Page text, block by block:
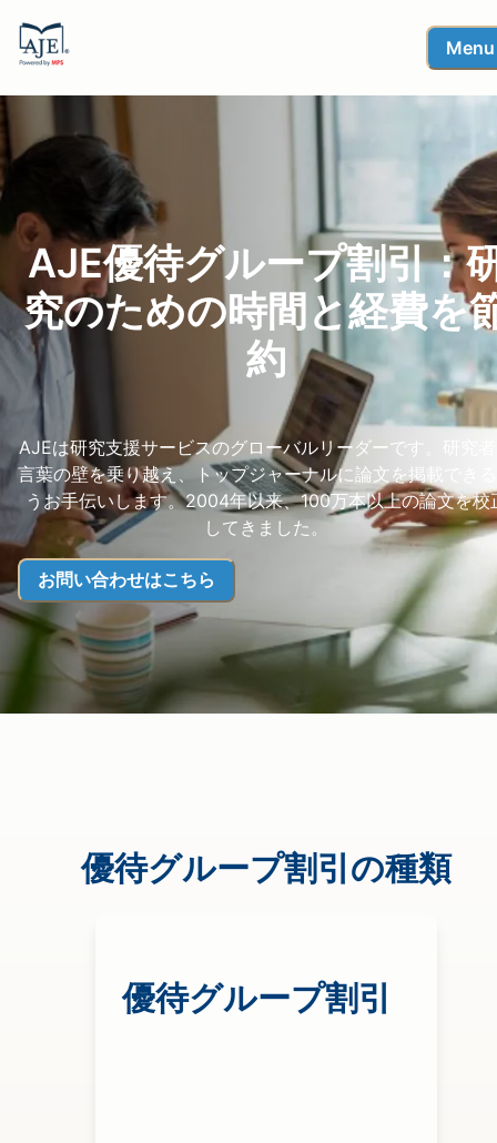
Menu
AJE優待グループ割引：
究のための時間と経費を
約
AJEは研究支援サービスのグローバルリーダーです。研究
言葉の壁を乗り越え、トップジャーナルに論文を掲載でき
うお手伝いします。2004年以来、100万本以上の論文を校
してきました。
お問い合わせはこちら
優待グループ割引の種類
優待グループ割引